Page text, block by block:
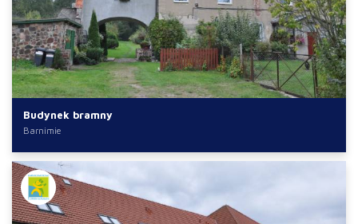
Budynek bramny
Barnimie